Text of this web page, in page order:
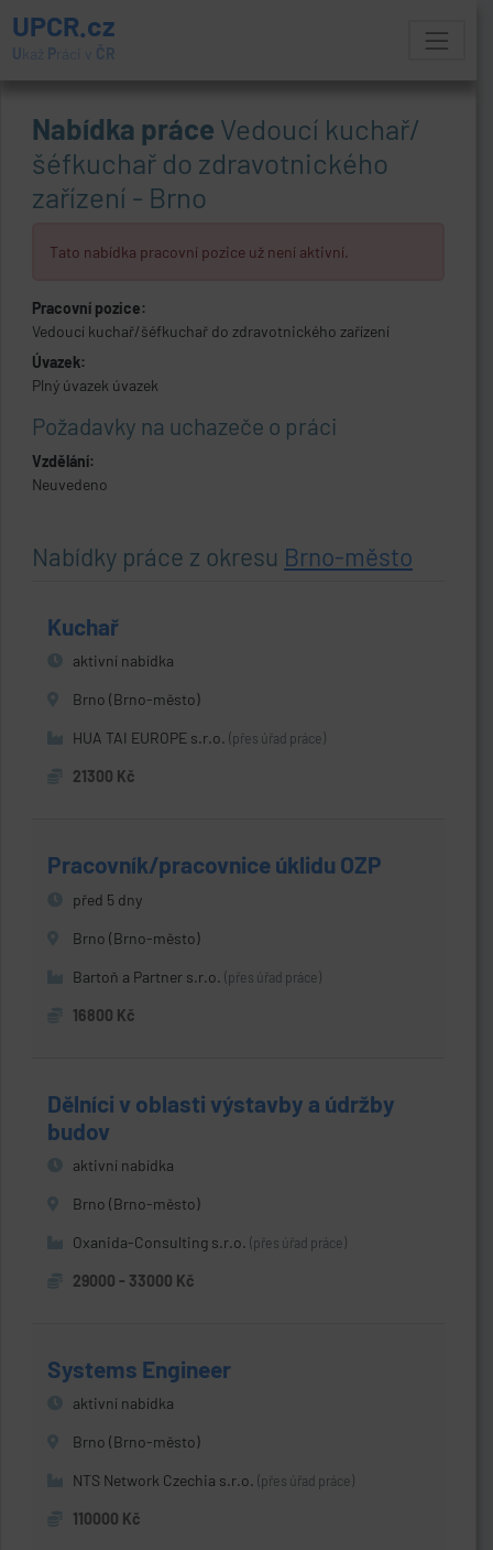
UPCR.cz
U kaž Práci v ČR
Nabídka práce Vedoucí kuchař/
šéfkuchař do zdravotnického
zařízení - Brno
Tato nabídka pracovní pozice už není aktivní.
Pracovní pozice:
Vedoucí kuchař/šéfkuchař do zdravotnického zařízení
Úvazek:
Plný úvazek úvazek
Požadavky na uchazeče o práci
Vzdělání:
Neuvedeno
Nabídky práce z okresu Brno-město
Kuchař
aktivní nabídka
Brno (Brno-město)
HUA TAI EUROPE s.r.o. (přes úřad práce)
21300 Kč
Pracovník/pracovnice úklidu OZP
před 5 dny
Brno (Brno-město)
Bartoň a Partner s.r.o. (přes úřad práce)
16800 Kč
Dělníci v oblasti výstavby a údržby
budov
aktivní nabídka
Brno (Brno-město)
Oxanida-Consulting s.r.o. (přes úřad práce)
29000 - 33000 Kč
Systems Engineer
aktivní nabídka
Brno (Brno-město)
NTS Network Czechia s.r.o. (přes úřad práce)
110000 Kč